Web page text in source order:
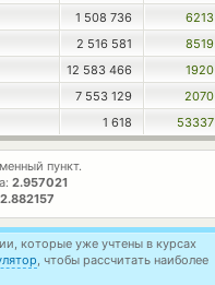
1 508 736
6213
2 516 581
8519
12 583 466
1920
7 553 129
2070
1 618 53337
пункт.
2.957021
2.882157
которые уже учтены в курсах
, чтобы рассчитать наиболее